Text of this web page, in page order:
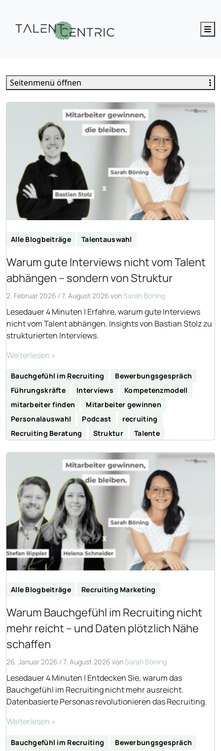
Alle Blogbeiträge Talentauswahl
Warum gute Interviews nicht vom Talent
abhängen – sondern von Struktur
2. Februar 2026 /7. August 2026 vonSarah Böning
Lesedauer 4 Minuten | Erfahre, warum gute Interviews
nicht vom Talent abhängen. Insights von Bastian Stolz zu
strukturierten Interviews.
Weiterlesen »
Bauchgefühl im Recruiting
Bewerbungsgespräch
Führungskräfte
Interviews
Kompetenzmodell
mitarbeiter finden
Mitarbeiter gewinnen
Personalauswahl
Podcast
recruiting
Recruiting Beratung
Struktur Talente
Alle Blogbeiträge Recruiting Marketing
Warum Bauchgefühl im Recruiting nicht
mehr reicht – und Daten plötzlich Nähe
schaffen
26. Januar 2026 /7. August 2026 vonSarah Böning
Lesedauer 4 Minuten | Entdecken Sie, warum das
Bauchgefühl im Recruiting nicht mehr ausreicht.
Datenbasierte Personas revolutionieren das Recruiting.
Weiterlesen »
Bauchgefühl im Recruiting
Bewerbungsgespräch
Seitenmenü öffnen